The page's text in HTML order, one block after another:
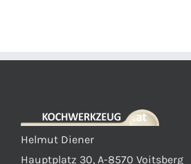
können
auf
Helmut Diener
Hauptplatz 30, A-8570 Voitsberg